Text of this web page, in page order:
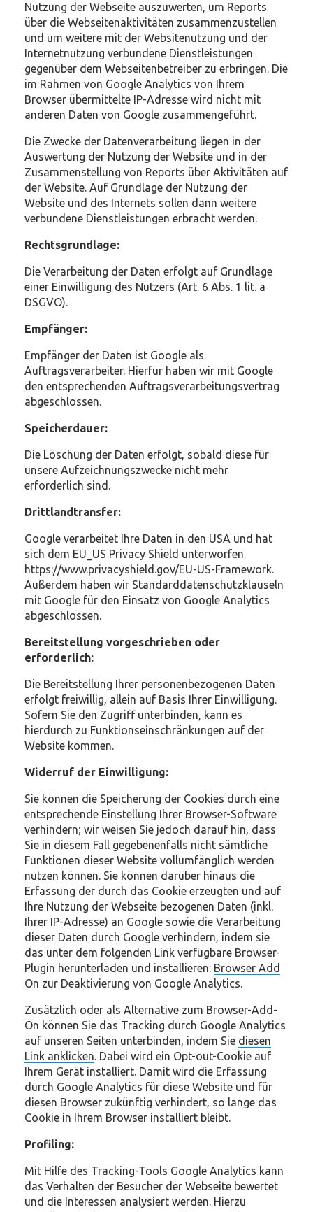
Nutzung der Webseite auszuwerten, um Reports
über die Webseitenaktivitäten zusammenzustellen
und um weitere mit der Websitenutzung und der
Internetnutzung verbundene Dienstleistungen
gegenüber dem Webseitenbetreiber zu erbringen. Die
im Rahmen von Google Analytics von Ihrem
Browser übermittelte IP-Adresse wird nicht mit
anderen Daten von Google zusammengeführt.
Die Zwecke der Datenverarbeitung liegen in der
Auswertung der Nutzung der Website und in der
Zusammenstellung von Reports über Aktivitäten auf
der Website. Auf Grundlage der Nutzung der
Website und des Internets sollen dann weitere
verbundene Dienstleistungen erbracht werden.
Rechtsgrundlage:
Die Verarbeitung der Daten erfolgt auf Grundlage
einer Einwilligung des Nutzers (Art. 6 Abs. 1 lit. a
DSGVO).
Empfänger:
Empfänger der Daten ist Google als
Auftragsverarbeiter. Hierfür haben wir mit Google
den entsprechenden Auftragsverarbeitungsvertrag
abgeschlossen.
Speicherdauer:
Die Löschung der Daten erfolgt, sobald diese für
unsere Aufzeichnungszwecke nicht mehr
erforderlich sind.
Drittlandtransfer:
Google verarbeitet Ihre Daten in den USA und hat
sich dem EU_US Privacy Shield unterworfen
https://www.privacyshield.gov/EU-US-Framework.
Außerdem haben wir Standarddatenschutzklauseln
mit Google für den Einsatz von Google Analytics
abgeschlossen.
Bereitstellung vorgeschrieben oder
erforderlich:
Die Bereitstellung Ihrer personenbezogenen Daten
erfolgt freiwillig, allein auf Basis Ihrer Einwilligung.
Sofern Sie den Zugriff unterbinden, kann es
hierdurch zu Funktionseinschränkungen auf der
Website kommen.
Widerruf der Einwilligung:
Sie können die Speicherung der Cookies durch eine
entsprechende Einstellung Ihrer Browser-Software
verhindern; wir weisen Sie jedoch darauf hin, dass
Sie in diesem Fall gegebenenfalls nicht sämtliche
Funktionen dieser Website vollumfänglich werden
nutzen können. Sie können darüber hinaus die
Erfassung der durch das Cookie erzeugten und auf
Ihre Nutzung der Webseite bezogenen Daten (inkl.
Ihrer IP-Adresse) an Google sowie die Verarbeitung
dieser Daten durch Google verhindern, indem sie
das unter dem folgenden Link verfügbare Browser-
Plugin herunterladen und installieren: Browser Add
On zur Deaktivierung von Google Analytics.
Zusätzlich oder als Alternative zum Browser-Add-
On können Sie das Tracking durch Google Analytics
auf unseren Seiten unterbinden, indem Sie diesen
Link anklicken. Dabei wird ein Opt-out-Cookie auf
Ihrem Gerät installiert. Damit wird die Erfassung
durch Google Analytics für diese Website und für
diesen Browser zukünftig verhindert, so lange das
Cookie in Ihrem Browser installiert bleibt.
Profiling:
Mit Hilfe des Tracking-Tools Google Analytics kann
das Verhalten der Besucher der Webseite bewertet
und die Interessen analysiert werden. Hierzu